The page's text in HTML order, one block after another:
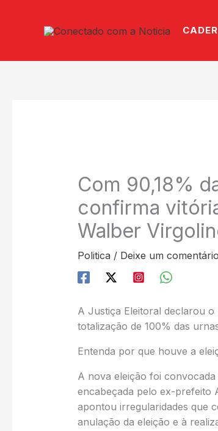
Com 90,18%
confirma
Walber
Politica / Deixe um comentário
A Justiça Eleitoral declarou o
totalização de 100% das
Entenda por que houve a
A nova eleição foi
encabeçada pelo ex-prefeito
apontou irregularidades que
anulação da eleição e à